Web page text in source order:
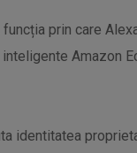
prin care
Amazon
identitatea